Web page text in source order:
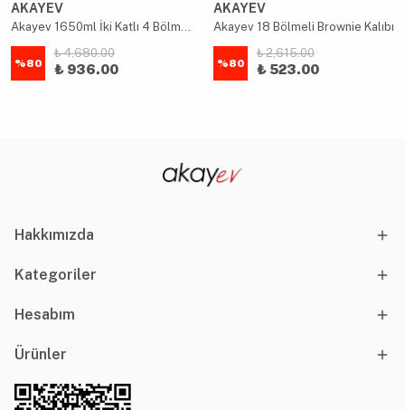
AKAYEV
Akayev 1650ml İki Katlı 4 Bölmeli Çelik Yemek Kabı Mavi
%80
₺ 4,680.00
₺ 936.00
AKAYEV
Akayev 18 Bölmeli Brownie Kalıbı
%80
₺ 2,615.00
₺ 523.00
Hakkımızda
Kategoriler
Hesabım
Ürünler